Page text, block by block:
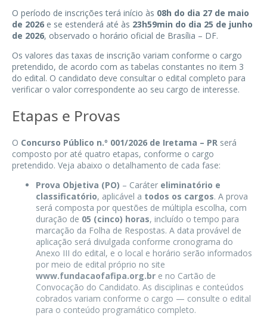
O período de inscrições terá início às 08h do dia 27 de maio
de 2026 e se estenderá até às 23h59min do dia 25 de junho
de 2026, observado o horário oficial de Brasília – DF.
Os valores das taxas de inscrição variam conforme o cargo
pretendido, de acordo com as tabelas constantes no item 3
do edital. O candidato deve consultar o edital completo para
verificar o valor correspondente ao seu cargo de interesse.
Etapas e Provas
O Concurso Público n.º 001/2026 de Iretama – PR será
composto por até quatro etapas, conforme o cargo
pretendido. Veja abaixo o detalhamento de cada fase:
Prova Objetiva (PO) – Caráter eliminatório e
classificatório, aplicável a todos os cargos. A prova
será composta por questões de múltipla escolha, com
duração de 05 (cinco) horas, incluído o tempo para
marcação da Folha de Respostas. A data provável de
aplicação será divulgada conforme cronograma do
Anexo III do edital, e o local e horário serão informados
por meio de edital próprio no site
www.fundacaofafipa.org.br e no Cartão de
Convocação do Candidato. As disciplinas e conteúdos
cobrados variam conforme o cargo — consulte o edital
para o conteúdo programático completo.